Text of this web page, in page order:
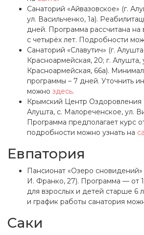
Санаторий «Айвазовское» (г.
ул. Васильченко, 1а).
дней. Программа рассчитана на
с четырёх лет. Подробности
Санаторий «Славутич» (г.
Красноармейская, 20; г. Алушта,
Красноармейская, 66а).
программы – 7 дней. Уточнить
можно здесь.
Крымский Центр Оздоровления
Алушта, с. Малореченское, ул.
Программа предполагает курс
подробности можно узнать на
Евпатория
Пансионат «Озеро сновидений»
И. Франко, 27). Программа — от
для взрослых и детей старше 6
и график работы санатория
Саки